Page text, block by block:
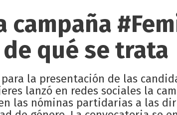
campaña
qué se trata
la presentación de las
lanzó en redes sociales la
las nóminas partidarias a las